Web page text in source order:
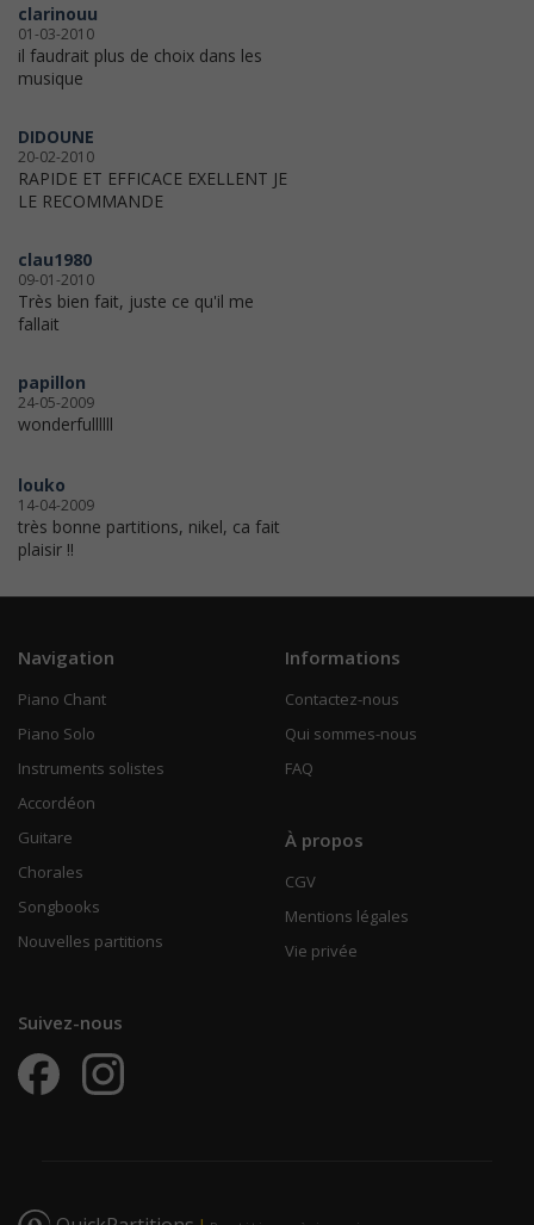
clarinouu
01-03-2010
il faudrait plus de choix dans les
musique
DIDOUNE
20-02-2010
RAPIDE ET EFFICACE EXELLENT JE
LE RECOMMANDE
clau1980
09-01-2010
Très bien fait, juste ce qu'il me
fallait
papillon
24-05-2009
wonderfullllll
louko
14-04-2009
très bonne partitions, nikel, ca fait
plaisir !!
Navigation
Piano Chant
Piano Solo
Instruments solistes
Accordéon
Guitare
Chorales
Songbooks
Nouvelles partitions
Informations
Contactez-nous
Qui sommes-nous
FAQ
À propos
CGV
Mentions légales
Vie privée
Suivez-nous